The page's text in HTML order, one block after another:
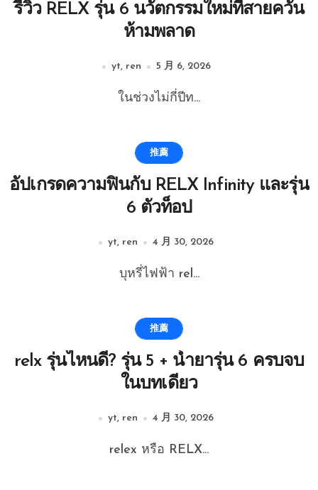
รีวิว RELX รุ่น 6 นวัตกรรมใหม่ที่สายควัน
ห้ามพลาด
yt, ren 5 月 6, 2026
ในช่วงไม่กี่ปีท...
推薦
อัปเกรดความฟินกับ RELX Infinity และรุ่น
6 ตัวท็อป
yt, ren 4 月 30, 2026
บุหรี่ไฟฟ้า rel...
推薦
relx รุ่นไหนดี? รุ่น 5 + น้ำยารุ่น 6 ครบจบ
ในบทเดียว
yt, ren 4 月 30, 2026
relex หรือ RELX...